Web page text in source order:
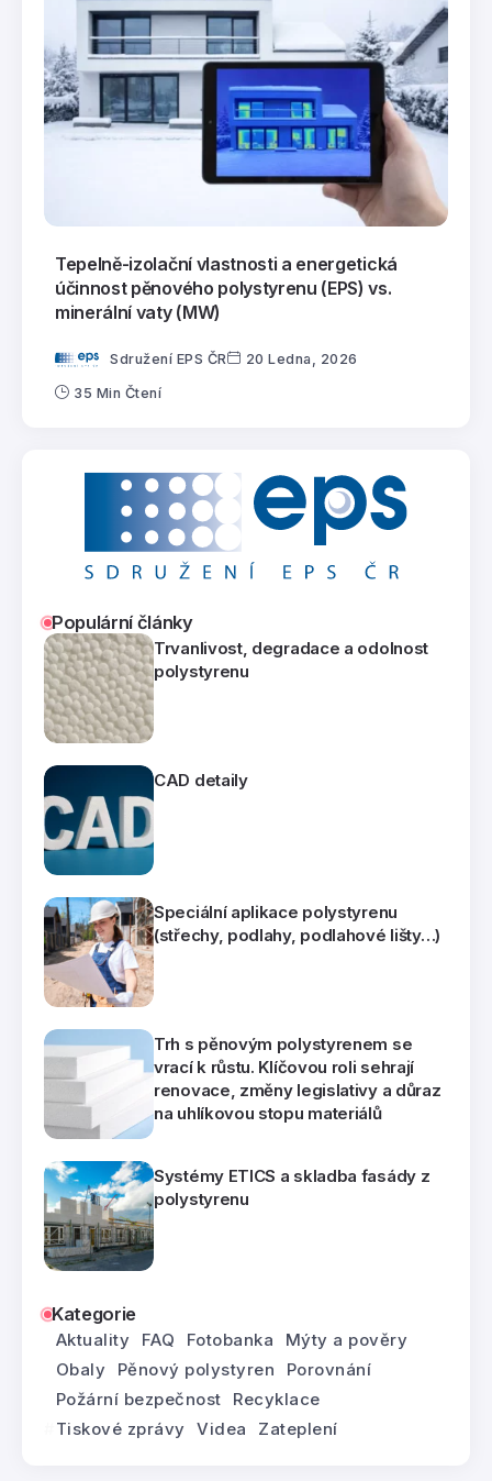
Tepelně-izolační vlastnosti a energetická
účinnost pěnového polystyrenu (EPS) vs.
minerální vaty (MW)
Sdružení EPS ČR 20 Ledna, 2026
35 Min Čtení
Populární články
Trvanlivost, degradace a odolnost
polystyrenu
CAD detaily
Speciální aplikace polystyrenu
(střechy, podlahy, podlahové lišty…)
Trh s pěnovým polystyrenem se
vrací k růstu. Klíčovou roli sehrají
renovace, změny legislativy a důraz
na uhlíkovou stopu materiálů
Systémy ETICS a skladba fasády z
polystyrenu
Kategorie
Aktuality FAQ Fotobanka
Mýty a pověry
Obaly
Pěnový polystyren
Porovnání
Požární bezpečnost
Recyklace
Tiskové zprávy
Videa Zateplení